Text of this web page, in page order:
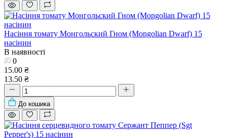
Насіння томату Монгольский Гном (Mongolian Dwarf) 15
насінин
В наявності
0
15.00 ₴
13.50 ₴
До кошика